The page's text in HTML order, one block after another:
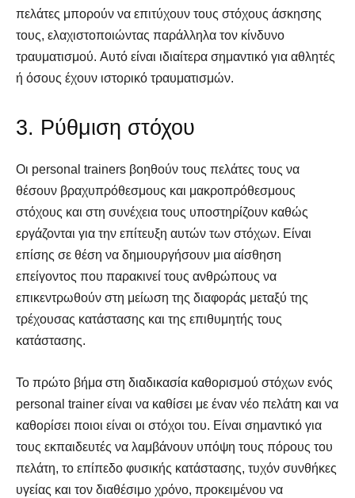
πελάτες μπορούν να επιτύχουν τους στόχους άσκησης
τους, ελαχιστοποιώντας παράλληλα τον κίνδυνο
τραυματισμού. Αυτό είναι ιδιαίτερα σημαντικό για αθλητές
ή όσους έχουν ιστορικό τραυματισμών.
3. Ρύθμιση στόχου
Οι personal trainers βοηθούν τους πελάτες τους να
θέσουν βραχυπρόθεσμους και μακροπρόθεσμους
στόχους και στη συνέχεια τους υποστηρίζουν καθώς
εργάζονται για την επίτευξη αυτών των στόχων. Είναι
επίσης σε θέση να δημιουργήσουν μια αίσθηση
επείγοντος που παρακινεί τους ανθρώπους να
επικεντρωθούν στη μείωση της διαφοράς μεταξύ της
τρέχουσας κατάστασης και της επιθυμητής τους
κατάστασης.
Το πρώτο βήμα στη διαδικασία καθορισμού στόχων ενός
personal trainer είναι να καθίσει με έναν νέο πελάτη και να
καθορίσει ποιοι είναι οι στόχοι του. Είναι σημαντικό για
τους εκπαιδευτές να λαμβάνουν υπόψη τους πόρους του
πελάτη, το επίπεδο φυσικής κατάστασης, τυχόν συνθήκες
υγείας και τον διαθέσιμο χρόνο, προκειμένου να